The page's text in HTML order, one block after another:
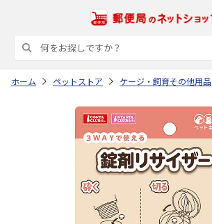
ホーム ペットストア ケージ・飼育その他用品